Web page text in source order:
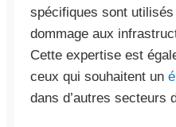
spécifiques sont
dommage aux
Cette expertise est
ceux qui souhaitent un
dans d’autres secteurs